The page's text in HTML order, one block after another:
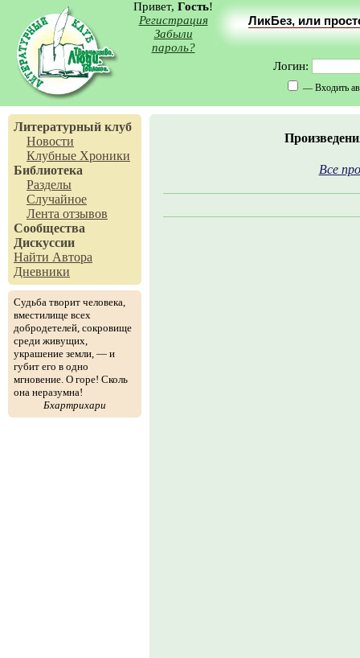
Привет, Гость!
Регистрация
Забыли
пароль?
ЛикБез, или
Логин:
— Входить
Литературный клуб
Новости
Клубные Хроники
Библиотека
Разделы
Случайное
Лента отзывов
Сообщества
Дискуссии
Найти Автора
Дневники
Судьба творит человека,
вместилище всех
добродетелей, сокровище
среди живущих,
украшение земли, — и
губит его в одно
мгновение. О горе! Сколь
она неразумна!
Бхартрихари
Все